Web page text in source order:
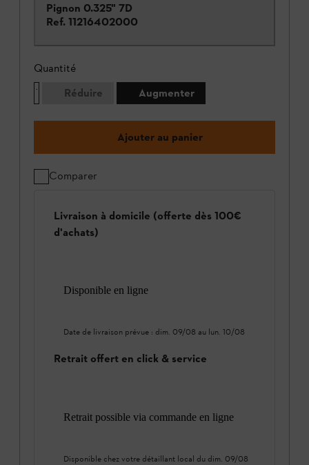
Pignon 0.325" 7D
Ref. 11216402000
Quantité
Réduire
Augmenter
Ajouter au panier
Comparer
Livraison à domicile (offerte dès 100€
d'achats)
Disponible en ligne
Date de livraison prévue : dim. 09/08 au lun. 10/08
Retrait offert en click & service
Retrait possible via commande en ligne
Disponible chez votre détaillant local du dim. 09/08